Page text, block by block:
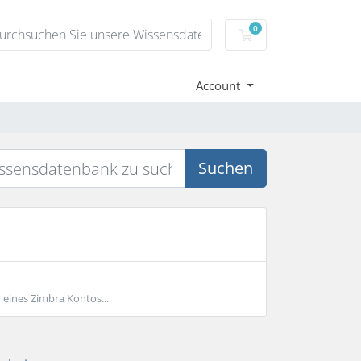
0
Warenkorb
Account
Suchen
Zimbra Kontos...